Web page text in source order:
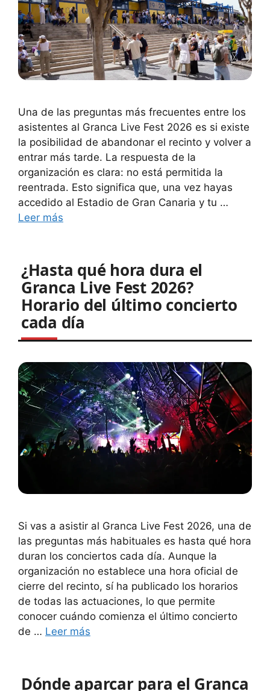
Una de las preguntas más frecuentes entre los
asistentes al Granca Live Fest 2026 es si existe
la posibilidad de abandonar el recinto y volver a
entrar más tarde. La respuesta de la
organización es clara: no está permitida la
reentrada. Esto significa que, una vez hayas
accedido al Estadio de Gran Canaria y tu …
Leer más
¿Hasta qué hora dura el
Granca Live Fest 2026?
Horario del último concierto
cada día
Si vas a asistir al Granca Live Fest 2026, una de
las preguntas más habituales es hasta qué hora
duran los conciertos cada día. Aunque la
organización no establece una hora oficial de
cierre del recinto, sí ha publicado los horarios
de todas las actuaciones, lo que permite
conocer cuándo comienza el último concierto
de … Leer más
Dónde aparcar para el Granca